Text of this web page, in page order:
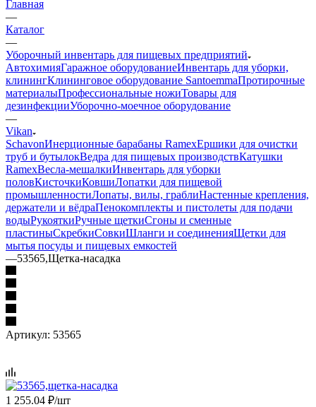
Главная
—
Каталог
—
Уборочный инвентарь для пищевых предприятий
АвтохимияГаражное оборудованиеИнвентарь для уборки,
клинингКлининговое оборудование SantoemmaПротирочные
материалыПрофессиональные ножиТовары для
дезинфекцииУборочно-моечное оборудование
—
Vikan
SchavonИнерционные барабаны RamexЕршики для очистки
труб и бутылокВедра для пищевых производствКатушки
RamexВесла-мешалкиИнвентарь для уборки
половКисточкиКовшиЛопатки для пищевой
промышленностиЛопаты, вилы, граблиНастенные крепления,
держатели и вёдраПенокомплекты и пистолеты для подачи
водыРукояткиРучные щеткиСгоны и сменные
пластиныСкребкиСовкиШланги и соединенияЩетки для
мытья посуды и пищевых емкостей
—53565,Щетка-насадка
Артикул: 53565
1 255.04 ₽/шт